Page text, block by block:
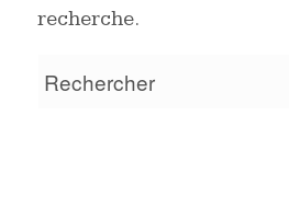
recherche.